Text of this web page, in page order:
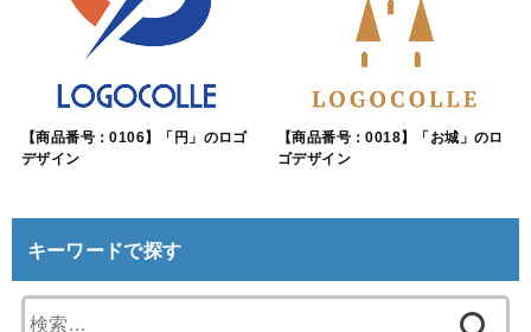
【商品番号：0106】「円」のロゴ
デザイン
【商品番号：0018】「お城」のロ
ゴデザイン
キーワードで探す